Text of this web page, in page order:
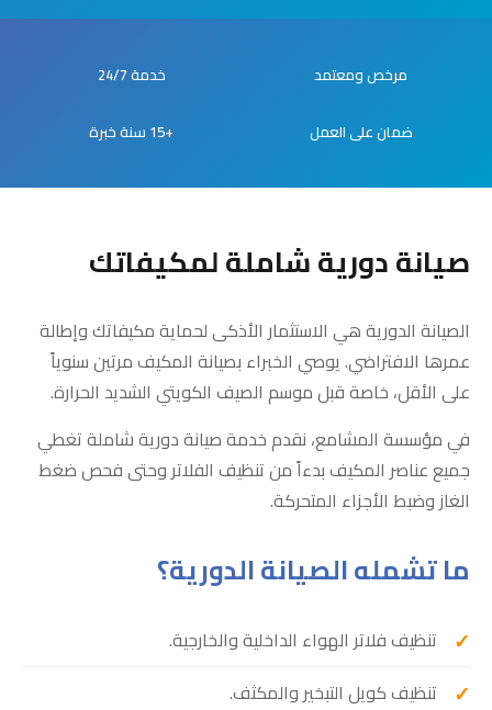
مرخص ومعتمد خدمة 24/7
ضمان على العمل +15 سنة خبرة
صيانة دورية شاملة لمكيفاتك
الصيانة الدورية هي الاستثمار الأذكى لحماية مكيفاتك وإطالة
عمرها الافتراضي. يوصي الخبراء بصيانة المكيف مرتين سنوياً
على الأقل، خاصة قبل موسم الصيف الكويتي الشديد الحرارة.
في مؤسسة المشامع، نقدم خدمة صيانة دورية شاملة تغطي
جميع عناصر المكيف بدءاً من تنظيف الفلاتر وحتى فحص ضغط
الغاز وضبط الأجزاء المتحركة.
ما تشمله الصيانة الدورية؟
تنظيف فلاتر الهواء الداخلية والخارجية.
تنظيف كويل التبخير والمكثف.